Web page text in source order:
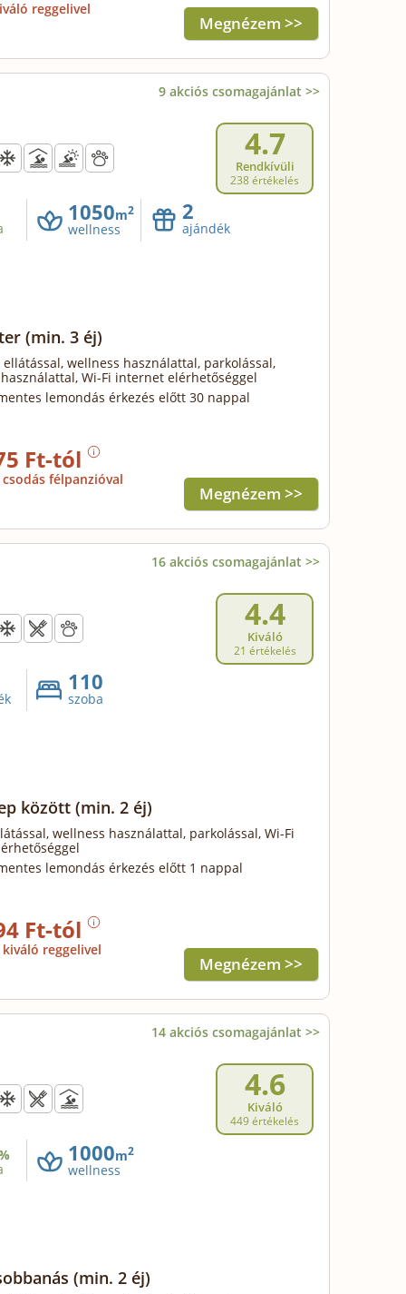
reggelivel
Megnézem >>
9 akciós csomagajánlat >>
4.7
Rendkívüli
238 értékelés
1050m2
wellness
2
ajándék
(min. 3 éj)
wellness használattal, parkolással,
Wi-Fi internet elérhetőséggel
lemondás érkezés előtt 30 nappal
Ft-tól
csodás félpanzióval
Megnézem >>
16 akciós csomagajánlat >>
4.4
Kiváló
21 értékelés
110
szoba
között (min. 2 éj)
wellness használattal, parkolással, Wi-Fi
lemondás érkezés előtt 1 nappal
Ft-tól
kiváló reggelivel
Megnézem >>
14 akciós csomagajánlat >>
4.6
Kiváló
449 értékelés
1000m2
wellness
(min. 2 éj)